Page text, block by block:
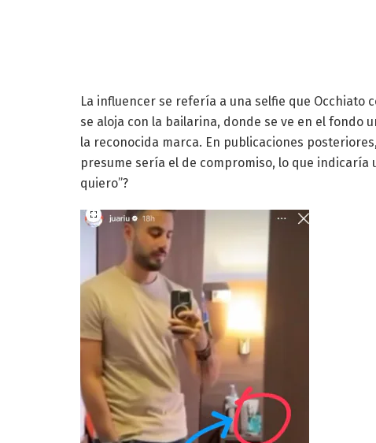
La influencer se refería a una selfie que
se aloja con la bailarina, donde se ve en el fondo
la reconocida marca. En publicaciones
presume sería el de compromiso, lo que
quiero”?